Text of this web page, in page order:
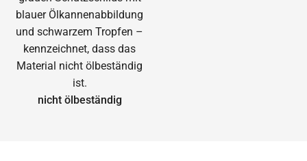
nicht ölbeständig